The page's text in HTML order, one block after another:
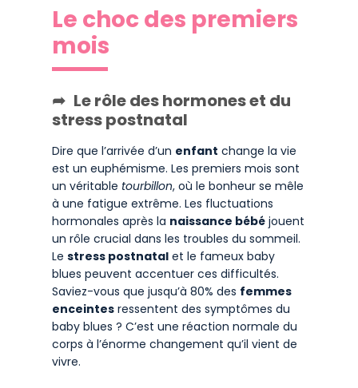
Le choc des premiers
mois
Le rôle des hormones et du
stress postnatal
Dire que l’arrivée d’un enfant change la vie
est un euphémisme. Les premiers mois sont
un véritable tourbillon, où le bonheur se mêle
à une fatigue extrême. Les fluctuations
hormonales après la naissance bébé jouent
un rôle crucial dans les troubles du sommeil.
Le stress postnatal et le fameux baby
blues peuvent accentuer ces difficultés.
Saviez-vous que jusqu’à 80% des femmes
enceintes ressentent des symptômes du
baby blues ? C’est une réaction normale du
corps à l’énorme changement qu’il vient de
vivre.